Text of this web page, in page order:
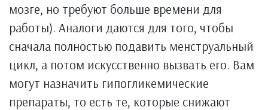
мозге, но требуют больше времени для
работы). Аналоги даются для того, чтобы
сначала полностью подавить менструальный
цикл, а потом искусственно вызвать его. Вам
могут назначить гипогликемические
препараты, то есть те, которые снижают